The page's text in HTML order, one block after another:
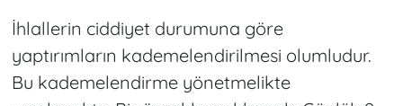
İhlallerin ciddiyet durumuna göre
yaptırımların kademelendirilmesi olumludur.
Bu kademelendirme yönetmelikte